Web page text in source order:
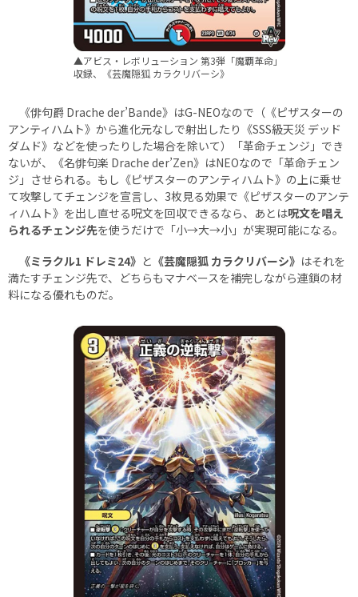
▲アビス・レボリューション 第3弾「魔覇革命」
収録、《芸魔隠狐 カラクリバーシ》
《俳句爵 Drache der’Bande》はG-NEOなので（《ピザスターの
アンティハムト》から進化元なしで射出したり《SSS級天災 デッド
ダムド》などを使ったりした場合を除いて）「革命チェンジ」でき
ないが、《名俳句楽 Drache der’Zen》はNEOなので「革命チェン
ジ」させられる。もし《ピザスターのアンティハムト》の上に乗せ
て攻撃してチェンジを宣言し、3枚見る効果で《ピザスターのアンテ
ィハムト》を出し直せる呪文を回収できるなら、あとは呪文を唱え
られるチェンジ先を使うだけで「小→大→小」が実現可能になる。
《ミラクル1 ドレミ24》 と 《芸魔隠狐 カラクリバーシ》 はそれを
満たすチェンジ先で、どちらもマナベースを補完しながら連鎖の材
料になる優れものだ。